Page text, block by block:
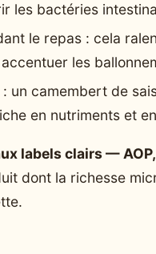
les bactéries
le repas : cela
les
un camembert de
en nutriments et
labels clairs —
dont la richesse